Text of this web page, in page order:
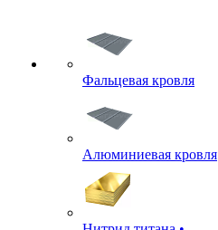
Фальцевая кровля
Алюминиевая кровля